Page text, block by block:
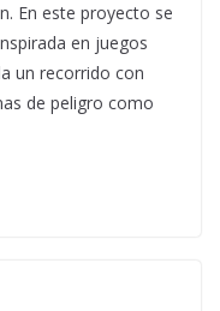
En este proyecto se
en juegos
un recorrido con
de peligro como